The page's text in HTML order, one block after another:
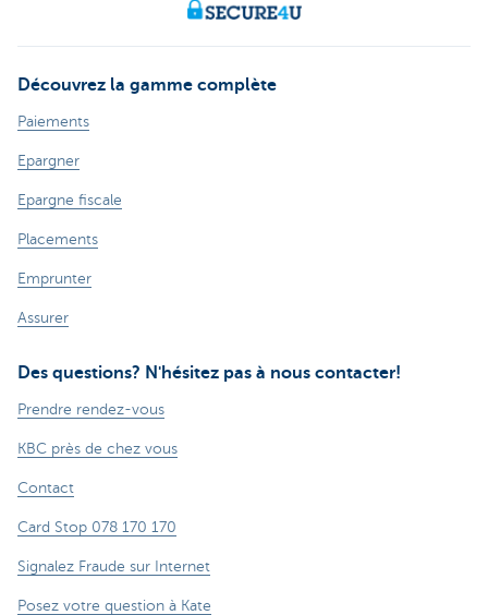
Découvrez la gamme complète
Paiements
Epargner
Epargne fiscale
Placements
Emprunter
Assurer
Des questions? N'hésitez pas à nous contacter!
Prendre rendez-vous
KBC près de chez vous
Contact
Card Stop 078 170 170
Signalez Fraude sur Internet
Posez votre question à Kate